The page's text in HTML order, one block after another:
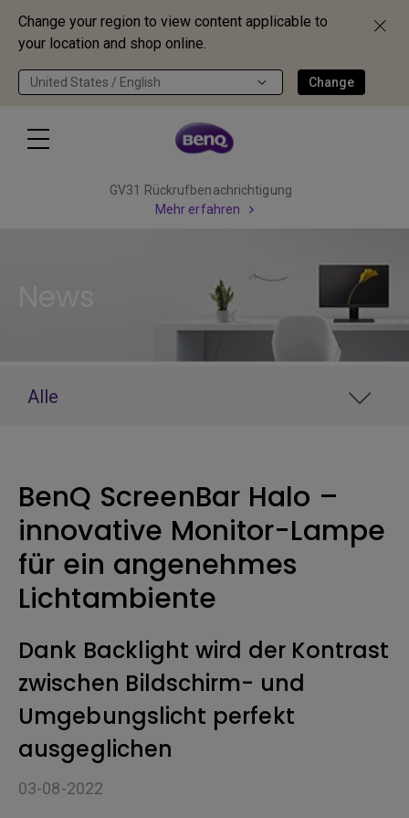
Change your region to view content applicable to
your location and shop online.
United States / English Change
GV31 Rückrufbenachrichtigung
Mehr erfahren
Alle
BenQ ScreenBar Halo –
innovative Monitor-Lampe
für ein angenehmes
Lichtambiente
Dank Backlight wird der Kontrast
zwischen Bildschirm- und
Umgebungslicht perfekt
ausgeglichen
03-08-2022